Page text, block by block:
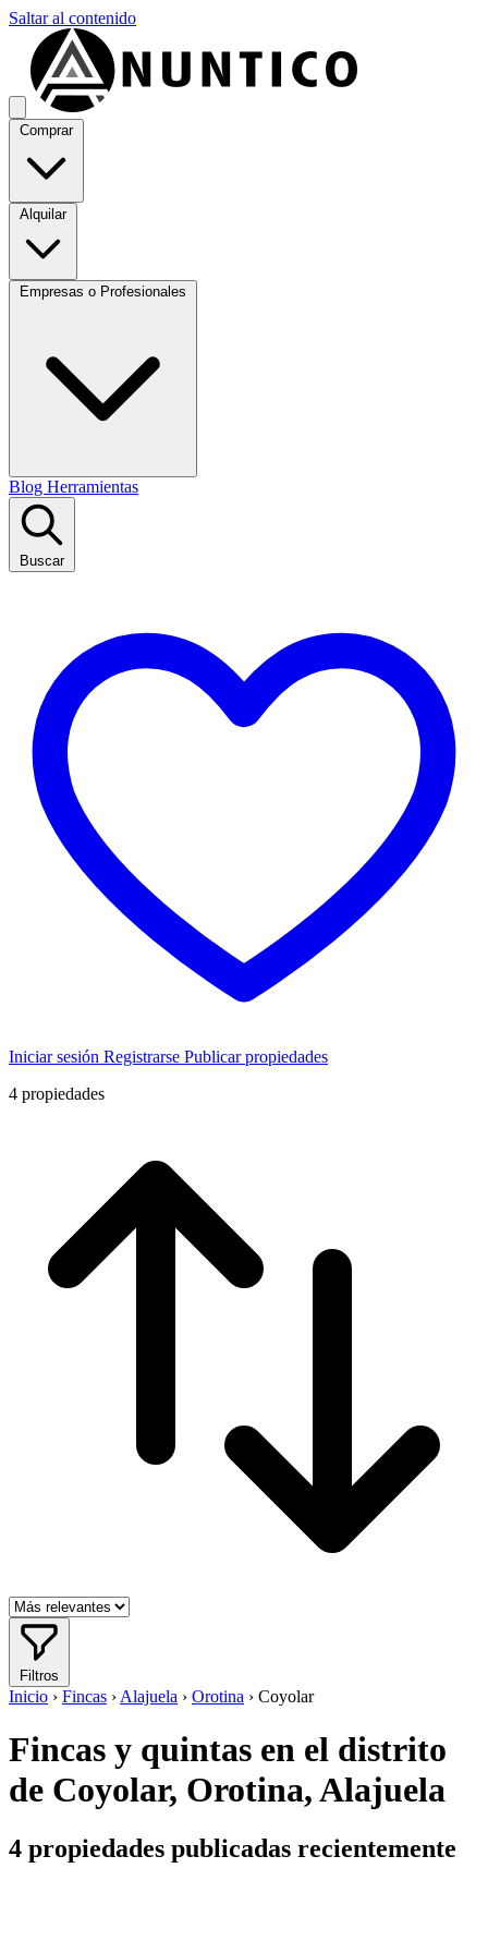
Saltar al contenido
Comprar
Alquilar
Empresas o Profesionales
Blog Herramientas
Buscar
Iniciar sesión Registrarse Publicar propiedades
4 propiedades
Filtros
Inicio › Fincas › Alajuela › Orotina › Coyolar
Fincas y quintas en el distrito
de Coyolar, Orotina, Alajuela
4 propiedades publicadas recientemente